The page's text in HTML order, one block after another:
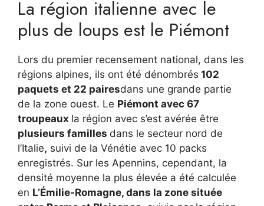
La région italienne avec le
plus de loups est le Piémont
Lors du premier recensement national, dans les
régions alpines, ils ont été dénombrés 102
paquets et 22 pairesdans une grande partie
de la zone ouest. Le Piémont avec 67
troupeaux la région avec s’est avérée être
plusieurs familles dans le secteur nord de
l’Italie, suivi de la Vénétie avec 10 packs
enregistrés. Sur les Apennins, cependant, la
densité moyenne la plus élevée a été calculée
en L’Émilie-Romagne, dans la zone située